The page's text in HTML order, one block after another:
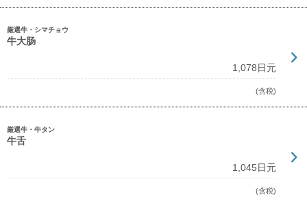
厳選牛・シマチョウ
牛大肠
1,078日元
(含税)
厳選牛・牛タン
牛舌
1,045日元
(含税)